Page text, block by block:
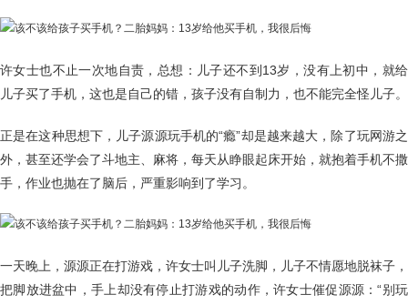
许女士也不止一次地自责，总想：儿子还不到13岁，没有上初中，就给
儿子买了手机，这也是自己的错，孩子没有自制力，也不能完全怪儿子。
正是在这种思想下，儿子源源玩手机的“瘾”却是越来越大，除了玩网游之
外，甚至还学会了斗地主、麻将，每天从睁眼起床开始，就抱着手机不撒
手，作业也抛在了脑后，严重影响到了学习。
一天晚上，源源正在打游戏，许女士叫儿子洗脚，儿子不情愿地脱袜子，
把脚放进盆中，手上却没有停止打游戏的动作，许女士催促源源：“别玩